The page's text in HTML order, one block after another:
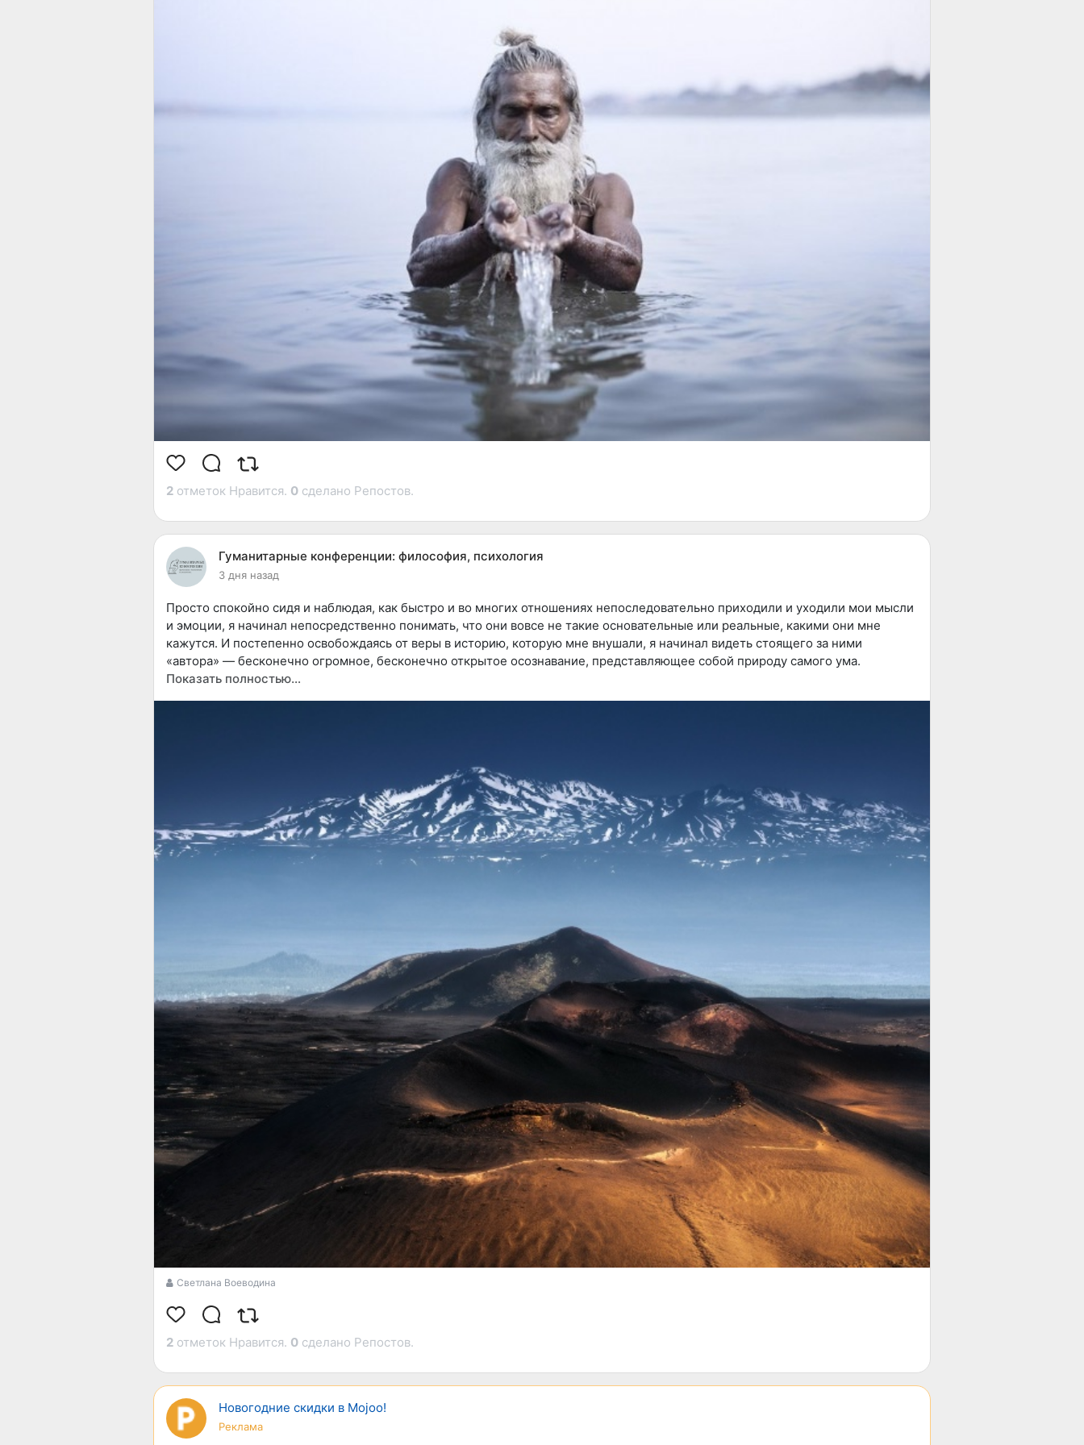
– Они умеют, но боятся. А ещё не верят, что можно выжить, живя в радости. Они убеждены, что работа должна быть тяжёлой
и соревновательной. А что до Любви, то она находится внутри каждого человека и только ждёт, когда её выпустят наружу...
2 отметок Нравится. 0 сделано Репостов.
Гуманитарные конференции: философия, психология
3 дня назад
Просто спокойно сидя и наблюдая, как быстро и во многих отношениях непоследовательно приходили и уходили мои мысли
и эмоции, я начинал непосредственно понимать, что они вовсе не такие основательные или реальные, какими они мне
кажутся. И постепенно освобождаясь от веры в историю, которую мне внушали, я начинал видеть стоящего за ними
«автора» — бесконечно огромное, бесконечно открытое осознавание, представляющее собой природу самого ума.
Это переживание абсолютного благополучия, которое просвечивает через все физические, эмоциональные и ментальные
состояния — даже те, что обычно могли бы считаться неприятными. Это ощущение благополучия, не зависящее от
колебаний внешнего и внутреннего опыта, представляет собой один из самых ясных способов понимания того, что
буддисты подразумевают под «счастьем».
Показать полностью…
Светлана Воеводина
2 отметок Нравится. 0 сделано Репостов.
Новогодние скидки в Mojoo!
Реклама